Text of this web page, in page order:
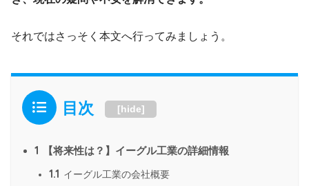
それではさっそく本文へ行ってみましょう。
目次 [hide]
1 【将来性は？】イーグル工業の詳細情報
1.1 イーグル工業の会社概要